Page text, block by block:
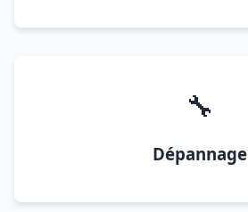
🔧
Dépannage